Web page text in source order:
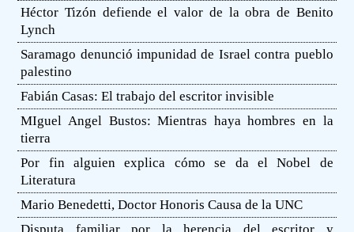
Héctor Tizón defiende el valor de la obra de Benito
Lynch
Saramago denunció impunidad de Israel contra pueblo
palestino
Fabián Casas: El trabajo del escritor invisible
MIguel Angel Bustos: Mientras haya hombres en la
tierra
Por fin alguien explica cómo se da el Nobel de
Literatura
Mario Benedetti, Doctor Honoris Causa de la UNC